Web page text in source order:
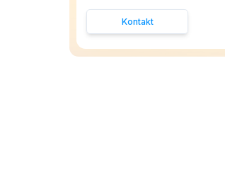
Kontakt